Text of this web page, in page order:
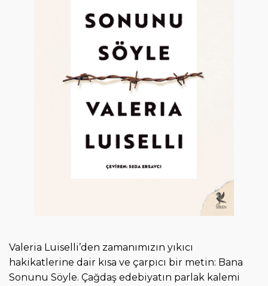
Valeria Luiselli’den zamanımızın yıkıcı
hakikatlerine dair kısa ve çarpıcı bir metin: Bana
Sonunu Söyle. Çağdaş edebiyatın parlak kalemi